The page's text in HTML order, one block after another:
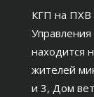
КГП на ПХВ
находится
жителей
и 3, Дом